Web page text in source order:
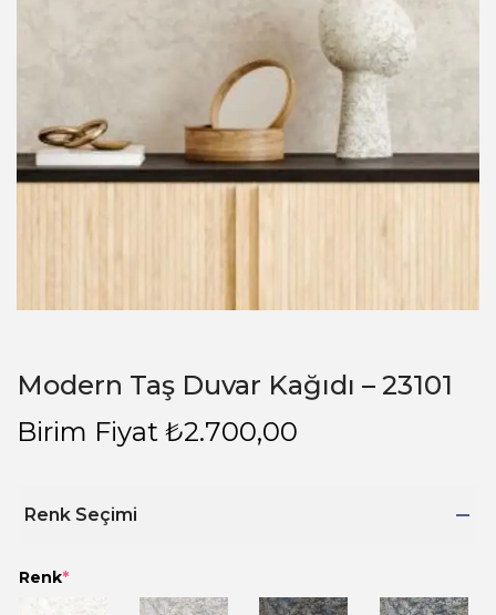
Modern Taş Duvar Kağıdı – 23101
Birim Fiyat ₺2.700,00
Renk Seçimi
Renk*